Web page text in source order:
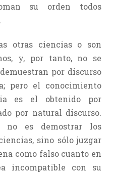
su orden todos
otras ciencias o son
y, por tanto, no se
por discurso
pero el conocimiento
es el obtenido por
por natural discurso.
no es demostrar los
sino sólo juzgar
como falso cuanto en
incompatible con su